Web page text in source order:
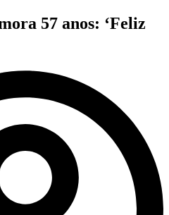
57 anos: ‘Feliz